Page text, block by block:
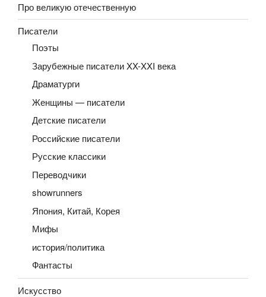
Про великую отечественную
Писатели
Поэты
Зарубежные писатели XX-XXI века
Драматурги
Женщины — писатели
Детские писатели
Российские писатели
Русские классики
Переводчики
showrunners
Япония, Китай, Корея
Мифы
история/политика
Фантасты
Искусство